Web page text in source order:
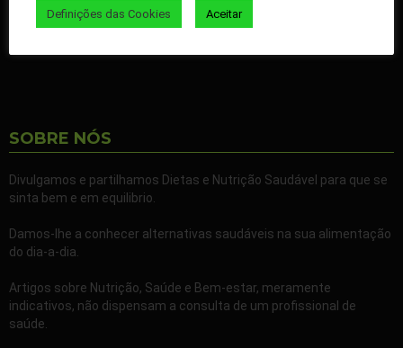
Partilhe também a nossa página com todos os seus familiares e
SOBRE NÓS
Divulgamos e partilhamos Dietas e Nutrição Saudável para que se
sinta bem e em equilibrio.
Damos-lhe a conhecer alternativas saudáveis na sua alimentação
do dia-a-dia.
Artigos sobre Nutrição, Saúde e Bem-estar, meramente
indicativos, não dispensam a consulta de um profissional de
saúde.
Definições das Cookies Aceitar